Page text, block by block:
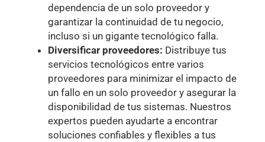
dependencia de un solo proveedor y
garantizar la continuidad de tu negocio,
incluso si un gigante tecnológico falla.
Diversificar proveedores: Distribuye tus
servicios tecnológicos entre varios
proveedores para minimizar el impacto de
un fallo en un solo proveedor y asegurar la
disponibilidad de tus sistemas. Nuestros
expertos pueden ayudarte a encontrar
soluciones confiables y flexibles a tus